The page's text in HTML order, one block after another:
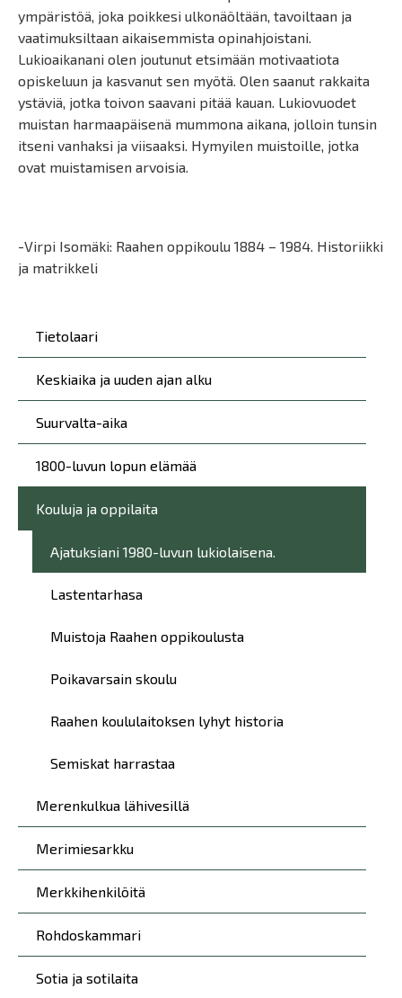
Päävalikko
Tietolaari
Keskiaika ja uuden ajan alku
Suurvalta-aika
1800-luvun lopun elämää
Kouluja ja oppilaita
Ajatuksiani 1980-luvun lukiolaisena.
Lastentarhasa
Muistoja Raahen oppikoulusta
Poikavarsain skoulu
Raahen koululaitoksen lyhyt historia
Semiskat harrastaa
Merenkulkua lähivesillä
Merimiesarkku
Merkkihenkilöitä
Rohdoskammari
Sotia ja sotilaita
ympäristöä, joka poikkesi ulkonäöltään, tavoiltaan ja
vaatimuksiltaan aikaisemmista opinahjoistani.
Lukioaikanani olen joutunut etsimään motivaatiota
opiskeluun ja kasvanut sen myötä. Olen saanut rakkaita
ystäviä, jotka toivon saavani pitää kauan. Lukiovuodet
muistan harmaapäisenä mummona aikana, jolloin tunsin
itseni vanhaksi ja viisaaksi. Hymyilen muistoille, jotka
ovat muistamisen arvoisia.
-Virpi Isomäki: Raahen oppikoulu 1884 – 1984. Historiikki
ja matrikkeli